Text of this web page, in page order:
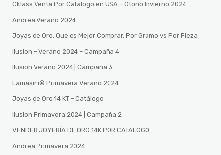
Cklass Venta Por Catalogo en USA – Otono Invierno 2024
Andrea Verano 2024
Joyas de Oro, Que es Mejor Comprar, Por Gramo vs Por Pieza
Ilusion – Verano 2024 – Campaña 4
Ilusion Verano 2024 | Campaña 3
Lamasini®️ Primavera Verano 2024
Joyas de Oro 14 KT – Catálogo
Ilusion Primavera 2024 | Campaña 2
VENDER JOYERÍA DE ORO 14K POR CATALOGO
Andrea Primavera 2024